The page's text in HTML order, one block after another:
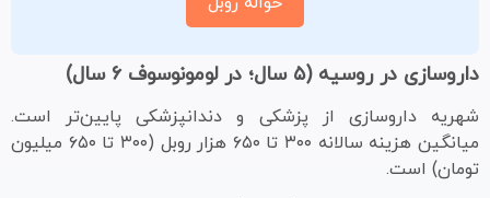
داروسازی در روسیه (۵ سال؛ در لومونوسوف ۶ سال)
شهریه داروسازی از پزشکی و دندانپزشکی پایین‌تر است.
میانگین هزینه سالانه ۳۰۰ تا ۶۵۰ هزار روبل (۳۰۰ تا ۶۵۰ میلیون
تومان) است.